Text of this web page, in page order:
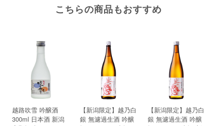
こちらの商品もおすすめ
越路吹雪 吟醸酒
300ml 日本酒 新潟
【新潟限定】越乃白
銀 無濾過生酒 吟醸
【新潟限定】越乃白
銀 無濾過生酒 吟醸